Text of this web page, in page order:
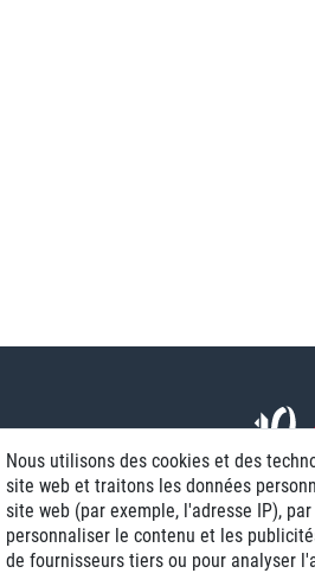
Nous utilisons des cookies et des
site web et traitons les données
site web (par exemple, l'adresse IP),
personnaliser le contenu et les
de fournisseurs tiers ou pour analyser